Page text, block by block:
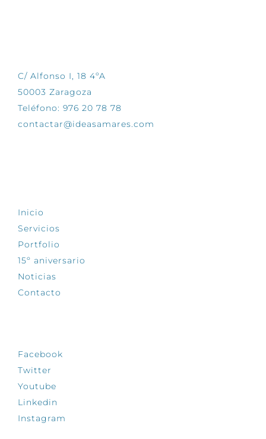
C/ Alfonso I, 18 4ºA
50003 Zaragoza
Teléfono: 976 20 78 78
contactar@ideasamares.com
Inicio
Servicios
Portfolio
15º aniversario
Noticias
Contacto
Facebook
Twitter
Youtube
Linkedin
Instagram